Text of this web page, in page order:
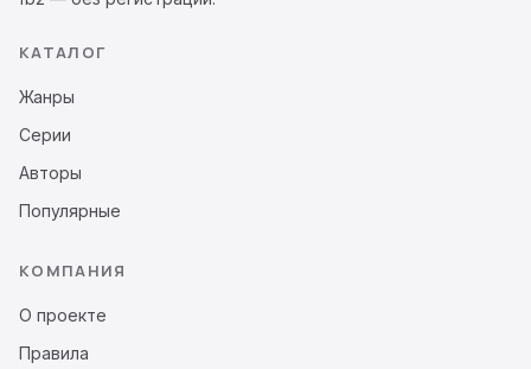
КАТАЛОГ
Жанры
Серии
Авторы
Популярные
КОМПАНИЯ
О проекте
Правила